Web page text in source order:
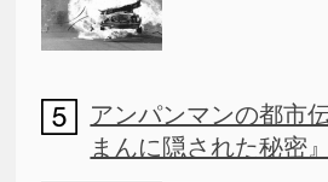
アンパンマンの都市
まんに隠された秘密』